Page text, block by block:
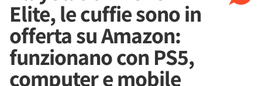
Elite, le cuffie sono in
offerta su Amazon:
funzionano con PS5,
computer e mobile